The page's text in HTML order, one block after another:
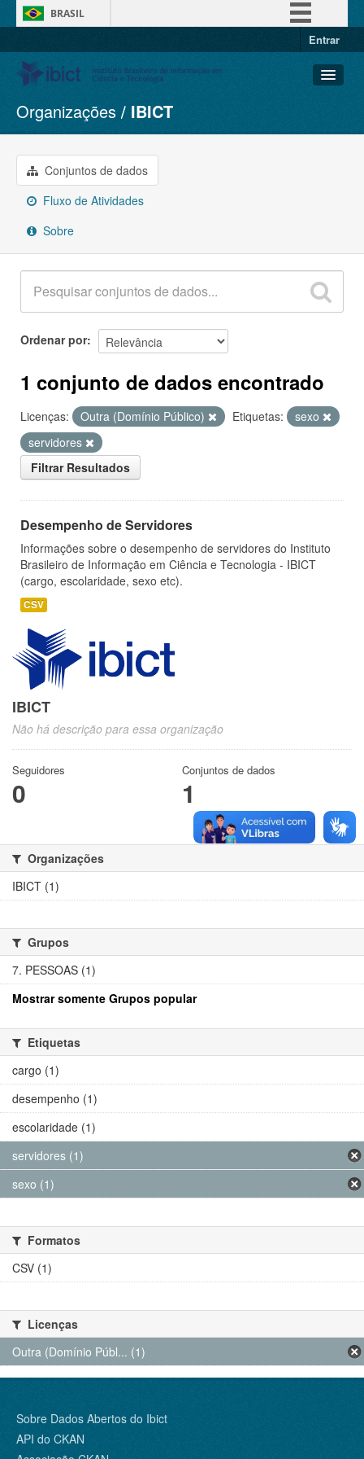
BRASIL
Entrar
Conjuntos de dados
Organizações
Grupos
Sobre
Organizações IBICT
Conjuntos de dados
Fluxo de Atividades
Sobre
Ordenar por
1 conjunto de dados encontrado
Licenças: Outra (Domínio Público) Etiquetas:
sexo
servidores
Filtrar Resultados
Desempenho de Servidores
Informações sobre o desempenho de servidores do Instituto
Brasileiro de Informação em Ciência e Tecnologia - IBICT
(cargo, escolaridade, sexo etc).
CSV
IBICT
Não há descrição para essa organização
Seguidores
0
Conjuntos de dados
1
Organizações
IBICT (1)
Grupos
7. PESSOAS (1)
Mostrar somente Grupos popular
Etiquetas
cargo (1)
desempenho (1)
escolaridade (1)
servidores (1)
sexo (1)
Formatos
CSV (1)
Licenças
Outra (Domínio Públ... (1)
Sobre Dados Abertos do Ibict
API do CKAN